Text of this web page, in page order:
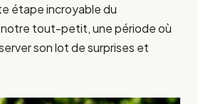
étape incroyable du
tout-petit, une période où
son lot de surprises et